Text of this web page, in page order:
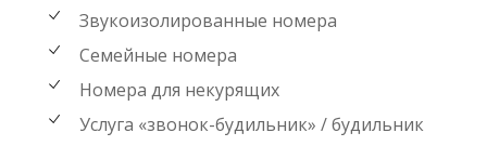
Звукоизолированные номера
Семейные номера
Номера для некурящих
Услуга «звонок-будильник» / будильник